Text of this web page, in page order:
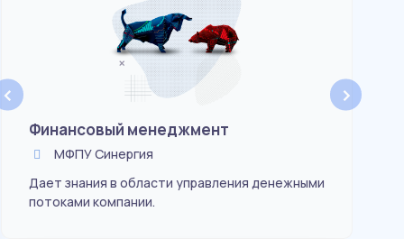
‹
Финансовый менеджмент
МФПУ Синергия
Дает знания в области управления денежными
потоками компании.
›